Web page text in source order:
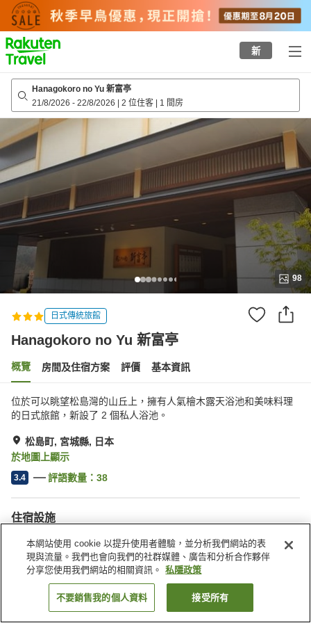
to
top
page
新
Hanagokoro no Yu 新富亭
21/8/2026 - 22/8/2026 | 2 位住客 | 1 間房
98
日式傳統旅館
Hanagokoro no Yu 新富亭
概覽 房間及住宿方案 評價 基本資訊
位於可以眺望松島灣的山丘上，擁有人氣檜木露天浴池和美味料理
的日式旅館，新設了 2 個私人浴池。
松島町, 宮城縣, 日本
於地圖上顯示
3.4 評語數量： 38
住宿設施
停車場
水療/美容院
休息室
自動販賣機
找客房
本網站使用 cookie 以提升使用者體驗，並分析我們網站的表
現與流量。我們也會向我們的社群媒體、廣告和分析合作夥伴
分享您使用我們網站的相關資訊。
私隱政策
不要銷售我的個人資料 接受所有